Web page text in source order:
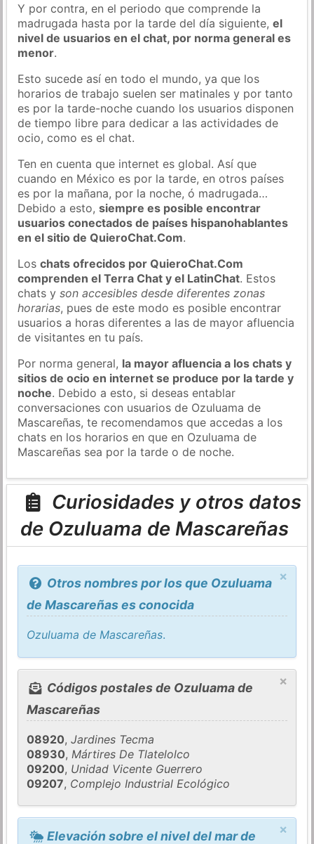
Y por contra, en el periodo que comprende la
madrugada hasta por la tarde del día siguiente,el
nivel de usuarios en el chat, por norma general es
menor.
Esto sucede así en todo el mundo, ya que los
horarios de trabajo suelen ser matinales y por tanto
es por la tarde-noche cuando los usuarios disponen
de tiempo libre para dedicar a las actividades de
ocio, como es el chat.
Ten en cuenta que internet es global. Así que
cuando en México es por la tarde, en otros países
es por la mañana, por la noche, ó madrugada…
Debido a esto,siempre es posible encontrar
usuarios conectados de países hispanohablantes
en el sitio de QuieroChat.Com.
Loschats ofrecidos por QuieroChat.Com
comprenden el Terra Chat y el LatinChat. Estos
chats yson accesibles desde diferentes zonas
horarias, pues de este modo es posible encontrar
usuarios a horas diferentes a las de mayor afluencia
de visitantes en tu país.
Por norma general, la mayor afluencia a los chats y
sitios de ocio en internet se produce por la tarde y
noche. Debido a esto, si deseas entablar
conversaciones con usuarios de Ozuluama de
Mascareñas, te recomendamos que accedas a los
chats en los horarios en que en Ozuluama de
Mascareñas sea por la tarde o de noche.
Curiosidades y otros datos
de Ozuluama de Mascareñas
×
Otros nombres por los que Ozuluama
de Mascareñas es conocida
Ozuluama de Mascareñas.
×
Códigos postales de Ozuluama de
Mascareñas
08920,Jardines Tecma
08930, Mártires De Tlatelolco
09200, Unidad Vicente Guerrero
09207, Complejo Industrial Ecológico
×
Elevación sobre el nivel del mar de